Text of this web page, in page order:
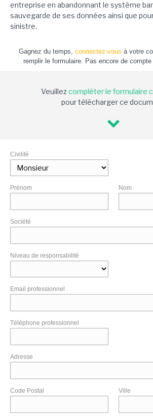
entreprise en abandonnant le système
sauvegarde de ses données ainsi que
sinistre.
Gagnez du temps, connectez-vous à votre
remplir le formulaire. Pas encore de compte
Veuillezcompléter le formulaire
pour télécharger ce
Civilité
Prénom Nom
Société
Niveau de responsabilité
Email professionnel
Téléphone professionnel
Adresse
Code Postal Ville